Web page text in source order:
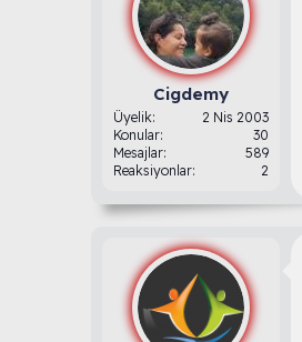
Cigdemy
Üyelik
2 Nis 2003
Konular
30
Mesajlar
589
Reaksiyonlar
2